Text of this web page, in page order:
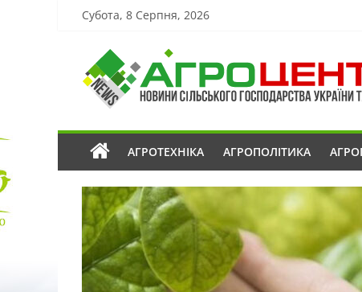
Субота, 8 Серпня, 2026
АГРОТЕХНІКА АГРОПОЛІТИКА